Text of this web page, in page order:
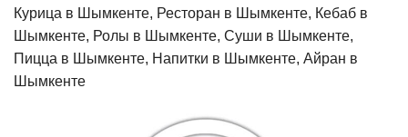
Курица в Шымкенте, Ресторан в Шымкенте, Кебаб в
Шымкенте, Ролы в Шымкенте, Суши в Шымкенте,
Пицца в Шымкенте, Напитки в Шымкенте, Айран в
Шымкенте